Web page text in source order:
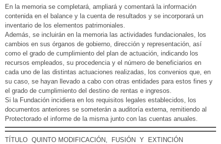
En la memoria se completará, ampliará y comentará la información
contenida en el balance y la cuenta de resultados y se incorporará un
inventario de los elementos patrimoniales.
Además, se incluirán en la memoria las actividades fundacionales, los
cambios en sus órganos de gobierno, dirección y representación, así
como el grado de cumplimiento del plan de actuación, indicando los
recursos empleados, su procedencia y el número de beneficiarios en
cada uno de las distintas actuaciones realizadas, los convenios que, en
su caso, se hayan llevado a cabo con otras entidades para estos fines y
el grado de cumplimiento del destino de rentas e ingresos.
Si la Fundación incidiera en los requisitos legales establecidos, los
documentos anteriores se someterán a auditoría externa, remitiendo al
Protectorado el informe de la misma junto con las cuentas anuales.
TÍTULO QUINTO MODIFICACIÓN, FUSIÓN Y EXTINCIÓN